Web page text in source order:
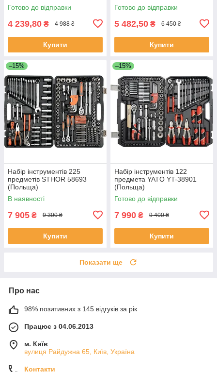
Готово до відправки
4 239,80 ₴ 4 988 ₴
Купити
Готово до відправки
5 482,50 ₴ 6 450 ₴
Купити
–15%
Набір інструментів 225
предметів STHOR 58693
(Польща)
В наявності
7 905 ₴ 9 300 ₴
Купити
–15%
Набір інструментів 122
предмета YATO YT-38901
(Польща)
Готово до відправки
7 990 ₴ 9 400 ₴
Купити
Показати ще
Про нас
98% позитивних з 145 відгуків за рік
Працює з 04.06.2013
м. Київ
вулиця Райдужна 65, Київ, Україна
Контакти